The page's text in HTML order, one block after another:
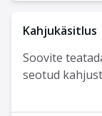
Kahjukäsitlus
Soovite
seotud